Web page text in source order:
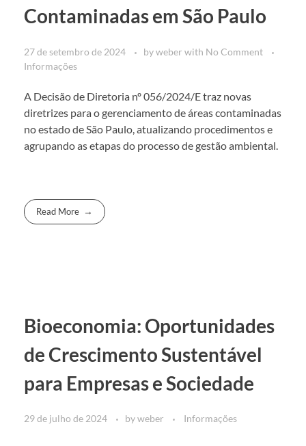
Contaminadas em São Paulo
27 de setembro de 2024 byweber with No Comment
Informações
A Decisão de Diretoria nº 056/2024/E traz novas
diretrizes para o gerenciamento de áreas contaminadas
no estado de São Paulo, atualizando procedimentos e
agrupando as etapas do processo de gestão ambiental.
Read More
Bioeconomia: Oportunidades
de Crescimento Sustentável
para Empresas e Sociedade
29 de julho de 2024 byweber Informações